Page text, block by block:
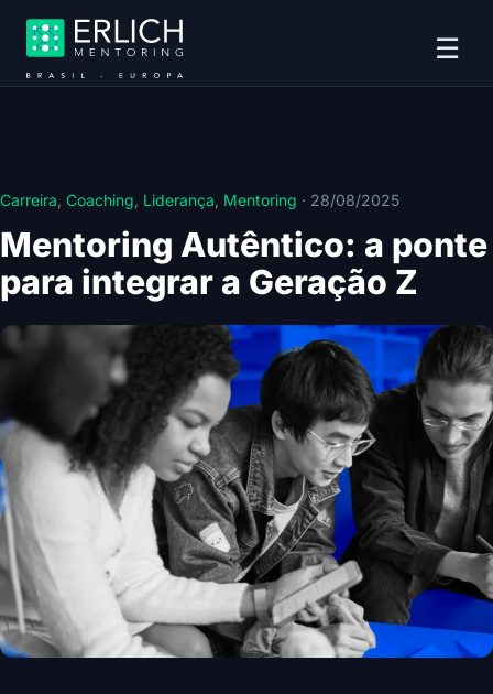
☰
Carreira Coaching Liderança Mentoring · 28/08/2025
Mentoring Autêntico: a ponte
para integrar a Geração Z